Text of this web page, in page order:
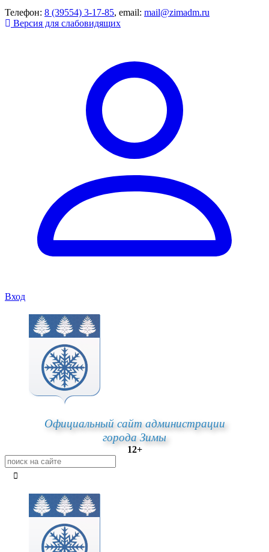
Телефон: 8 (39554) 3-17-85, email: mail@zimadm.ru
Версия для слабовидящих
Вход
Официальный сайт администрации
города Зимы
12+